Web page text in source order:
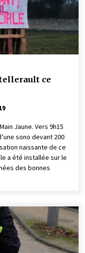
ce
Jaune. Vers 9h15
sono devant 200
naissante de ce
a été installée sur le
des bonnes